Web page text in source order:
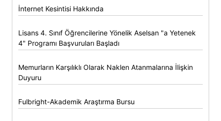
İnternet Kesintisi Hakkında
Lisans 4. Sınıf Öğrencilerine Yönelik Aselsan "a Yetenek
4" Programı Başvuruları Başladı
Memurların Karşılıklı Olarak Naklen Atanmalarına İlişkin
Duyuru
Fulbright-Akademik Araştırma Bursu